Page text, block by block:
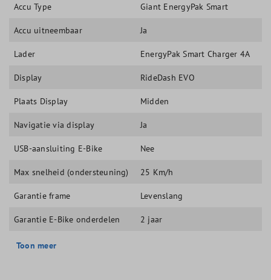
Accu Type Giant EnergyPak Smart
Accu uitneembaar Ja
Lader EnergyPak Smart Charger 4A
Display RideDash EVO
Plaats Display Midden
Navigatie via display Ja
USB-aansluiting E-Bike Nee
Max snelheid (ondersteuning) 25 Km/h
Garantie frame Levenslang
Garantie E-Bike onderdelen 2 jaar
Toon meer